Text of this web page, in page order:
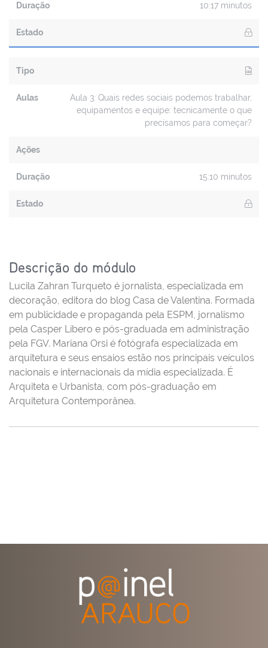
Duração 10:17 minutos
Estado
Tipo
Aulas
Aula 3: Quais redes sociais podemos trabalhar,
equipamentos e equipe: tecnicamente o que
precisamos para começar?
Ações
Duração 15:10 minutos
Estado
Descrição do módulo
Lucila Zahran Turqueto é jornalista, especializada em
decoração, editora do blog Casa de Valentina. Formada
em publicidade e propaganda pela ESPM, jornalismo
pela Casper Líbero e pós-graduada em administração
pela FGV. Mariana Orsi é fotógrafa especializada em
arquitetura e seus ensaios estão nos principais veículos
nacionais e internacionais da mídia especializada. É
Arquiteta e Urbanista, com pós-graduação em
Arquitetura Contemporânea.